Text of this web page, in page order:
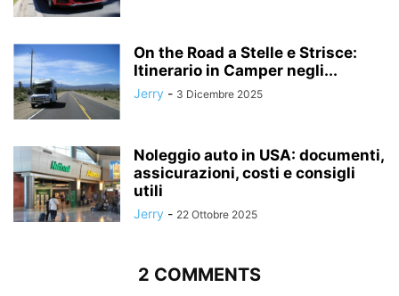
On the Road a Stelle e Strisce:
Itinerario in Camper negli...
Jerry - 3 Dicembre 2025
Noleggio auto in USA: documenti,
assicurazioni, costi e consigli
utili
Jerry - 22 Ottobre 2025
2 COMMENTS